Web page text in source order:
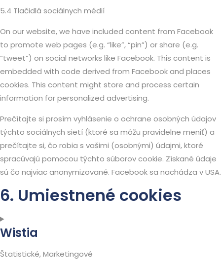
5.4 Tlačidlá sociálnych médií
On our website, we have included content from Facebook
to promote web pages (e.g. “like”, “pin”) or share (e.g.
“tweet”) on social networks like Facebook. This content is
embedded with code derived from Facebook and places
cookies. This content might store and process certain
information for personalized advertising.
Prečítajte si prosím vyhlásenie o ochrane osobných údajov
týchto sociálnych sietí (ktoré sa môžu pravidelne meniť) a
prečítajte si, čo robia s vašimi (osobnými) údajmi, ktoré
spracúvajú pomocou týchto súborov cookie. Získané údaje
sú čo najviac anonymizované. Facebook sa nachádza v USA.
6. Umiestnené cookies
Wistia
Štatistické, Marketingové